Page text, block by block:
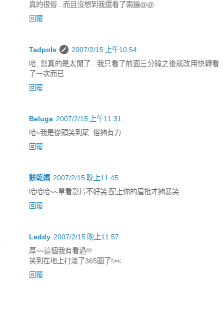
真的很俗...而且沒想到我還看了兩遍@@
回覆
Tadpole
2007/2/15 上午10:54
哈, 您真的是太閒了.. 我只看了前面三分鐘之後就改用快轉看
了一次而已
回覆
Beluga 2007/2/15 上午11:31
哈~我是從頭笑到尾..俗夠有力
回覆
餅乾媽 2007/2/15 晚上11:45
哈哈哈~~單看影片不好笑,配上你的眉批才夠暴笑...
回覆
Leddy 2007/2/15 晚上11:57
厚~~這個我有看過!!!
笑到在地上打滾了365圈了!><
回覆